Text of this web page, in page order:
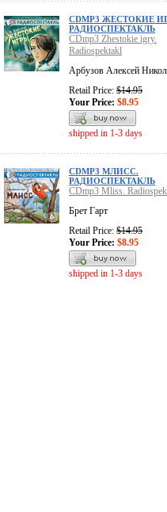
CDMP3 ЖЕСТОКИЕ
РАДИОСПЕКТАКЛЬ
CDmp3 Zhestokie igry.
Radiospektakl
Арбузов Алексей
Retail Price: $14.95
Your Price: $8.95
shipped in 1-3 days
CDMP3 МЛИСС.
РАДИОСПЕКТАКЛЬ
CDmp3 Mliss.
Брет Гарт
Retail Price: $14.95
Your Price: $8.95
shipped in 1-3 days